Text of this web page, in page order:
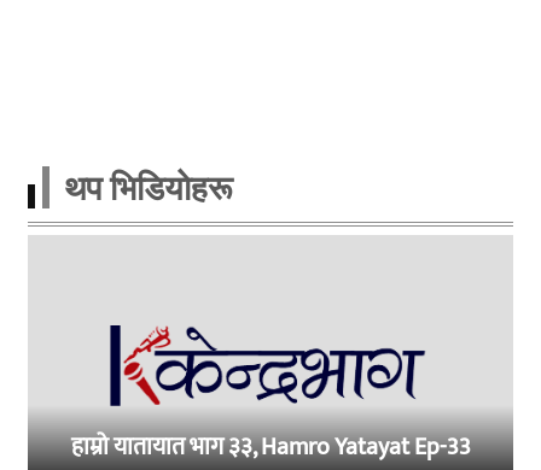
थप भिडियाेहरू
हाम्रो यातायात भाग ३३, Hamro Yatayat Ep-33